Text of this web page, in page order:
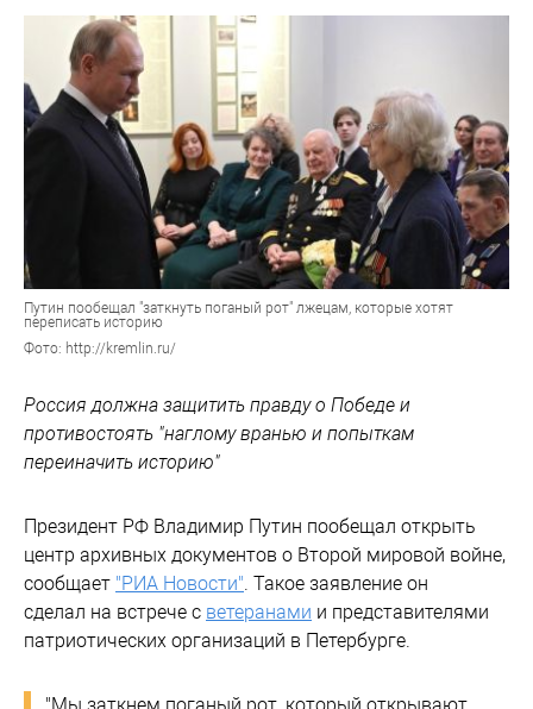
Путин пообещал "заткнуть поганый рот" лжецам, которые хотят
переписать историю
Фото: http://kremlin.ru/
Россия должна защитить правду о Победе и
противостоять "наглому вранью и попыткам
переиначить историю"
Президент РФ Владимир Путин пообещал открыть
центр архивных документов о Второй мировой войне,
сообщает "РИА Новости" . Такое заявление он
сделал на встрече с ветеранами и представителями
патриотических организаций в Петербурге.